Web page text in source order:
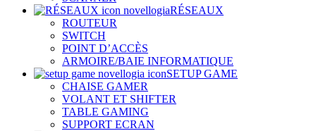
RÉSEAUX
ROUTEUR
SWITCH
POINT D’ACCÈS
ARMOIRE/BAIE INFORMATIQUE
SETUP GAME
CHAISE GAMER
VOLANT ET SHIFTER
TABLE GAMING
SUPPORT ECRAN